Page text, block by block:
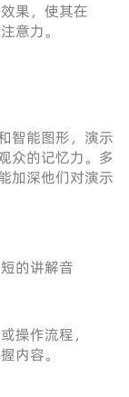
果，使其在
意力。
智能图形，演示
众的记忆力。多
加深他们对演示
的讲解音
操作流程，
内容。